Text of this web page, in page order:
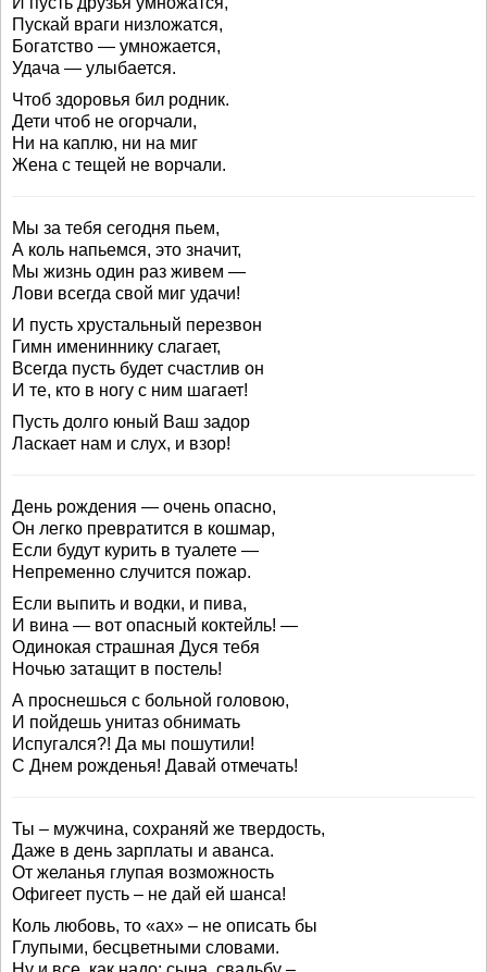
Пускай враги низложатся,
Богатство — умножается,
Удача — улыбается.
Чтоб здоровья бил родник.
Дети чтоб не огорчали,
Ни на каплю, ни на миг
Жена с тещей не ворчали.
Мы за тебя сегодня пьем,
А коль напьемся, это значит,
Мы жизнь один раз живем —
Лови всегда свой миг удачи!
И пусть хрустальный перезвон
Гимн имениннику слагает,
Всегда пусть будет счастлив он
И те, кто в ногу с ним шагает!
Пусть долго юный Ваш задор
Ласкает нам и слух, и взор!
День рождения — очень опасно,
Он легко превратится в кошмар,
Если будут курить в туалете —
Непременно случится пожар.
Если выпить и водки, и пива,
И вина — вот опасный коктейль! —
Одинокая страшная Дуся тебя
Ночью затащит в постель!
А проснешься с больной головою,
И пойдешь унитаз обнимать
Испугался?! Да мы пошутили!
С Днем рожденья! Давай отмечать!
Ты – мужчина, сохраняй же твердость,
Даже в день зарплаты и аванса.
От желанья глупая возможность
Офигеет пусть – не дай ей шанса!
Коль любовь, то «ах» – не описать бы
Глупыми, бесцветными словами.